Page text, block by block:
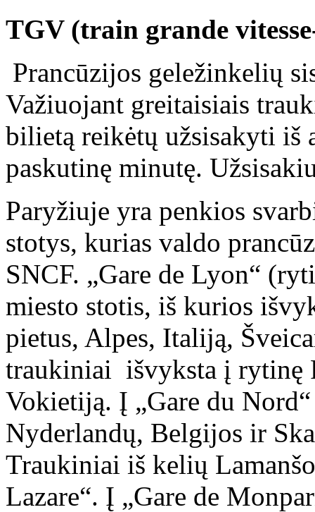
TGV (train grande
Prancūzijos geležinkelių
Važiuojant greitaisiais
bilietą reikėtų užsisakyti iš
paskutinę minutę.
Paryžiuje yra penkios
stotys, kurias valdo
SNCF. „Gare de Lyon“
miesto stotis, iš kurios
pietus, Alpes, Italiją,
traukiniai išvyksta į rytinę
Vokietiją. Į „Gare du
Nyderlandų, Belgijos ir
Traukiniai iš kelių
Lazare“. Į „Gare de